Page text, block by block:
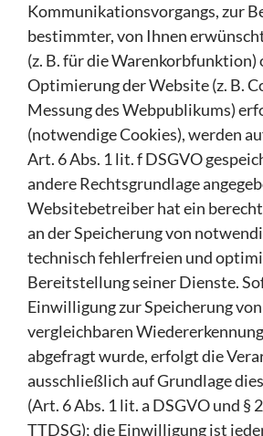
Kommunikationsvorgangs, zur
bestimmter, von Ihnen
(z. B. für die Warenkorbfunktion)
Optimierung der Website (z. B.
Messung des Webpublikums)
(notwendige Cookies), werden
Art. 6 Abs. 1 lit. f DSGVO
andere Rechtsgrundlage
Websitebetreiber hat ein
an der Speicherung von
technisch fehlerfreien und
Bereitstellung seiner Dienste.
Einwilligung zur Speicherung
vergleichbaren
abgefragt wurde, erfolgt die
ausschließlich auf Grundlage
(Art. 6 Abs. 1 lit. a DSGVO und §
TTDSG); die Einwilligung ist